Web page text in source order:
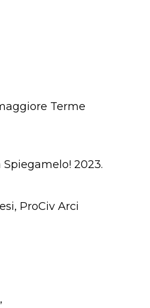
Terme
2023.
ProCiv Arci